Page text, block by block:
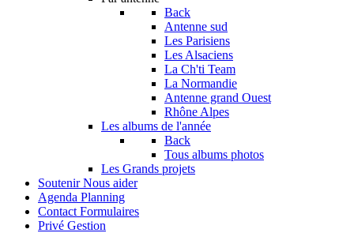
Back
Antenne sud
Les Parisiens
Les Alsaciens
La Ch'ti Team
La Normandie
Antenne grand Ouest
Rhône Alpes
Les albums de l'année
Back
Tous albums photos
Les Grands projets
Soutenir Nous aider
Agenda Planning
Contact Formulaires
Privé Gestion